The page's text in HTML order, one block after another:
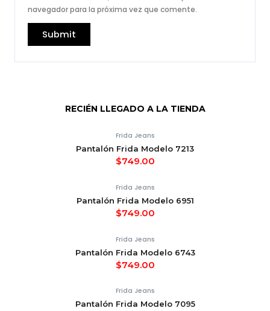
navegador para la próxima vez que comente.
RECIÉN LLEGADO A LA TIENDA
Frida Jeans
Pantalón Frida Modelo 7213
$749.00
Frida Jeans
Pantalón Frida Modelo 6951
$749.00
Frida Jeans
Pantalón Frida Modelo 6743
$749.00
Frida Jeans
Pantalón Frida Modelo 7095